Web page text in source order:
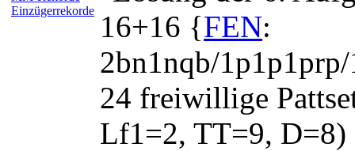
Einzügerrekorde 16+16 {FEN:
2bn1nqb/
24 freiwillige
Lf1=2, TT=9, D=8)